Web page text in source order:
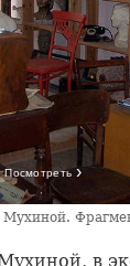
Посмотреть ›
в